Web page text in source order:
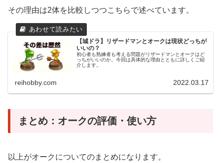
その理由は2体を比較しつつこちらで述べています。
【城ドラ】リザードマンとオークは現状どっちが
いいの？
初心者も熟練者も考える問題がリザードマンとオークはど
っちがいいのか。今回は具体的な理由とともに詳しくご紹
介します。
reihobby.com 2022.03.17
まとめ：オークの評価・使い方
以上がオークについてのまとめになります。